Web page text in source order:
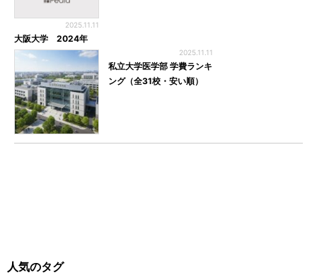
2025.11.11
大阪大学 2024年
2025.11.11
私立大学医学部 学費ランキ
ング（全31校・安い順）
人気のタグ